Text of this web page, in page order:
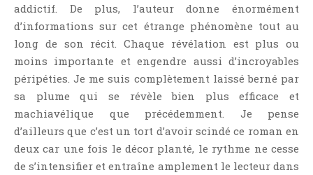
addictif. De plus, l’auteur donne énormément
d’informations sur cet étrange phénomène tout au
long de son récit. Chaque révélation est plus ou
moins importante et engendre aussi d’incroyables
péripéties. Je me suis complètement laissé berné par
sa plume qui se révèle bien plus efficace et
machiavélique que précédemment. Je pense
d’ailleurs que c’est un tort d’avoir scindé ce roman en
deux car une fois le décor planté, le rythme ne cesse
de s’intensifier et entraîne amplement le lecteur dans